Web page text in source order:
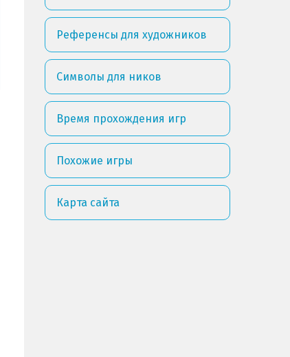
Референсы для художников
Символы для ников
Время прохождения игр
Похожие игры
Карта сайта